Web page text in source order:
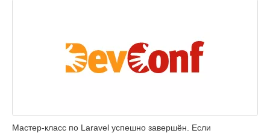
Мастер-класс по Laravel успешно завершён. Если